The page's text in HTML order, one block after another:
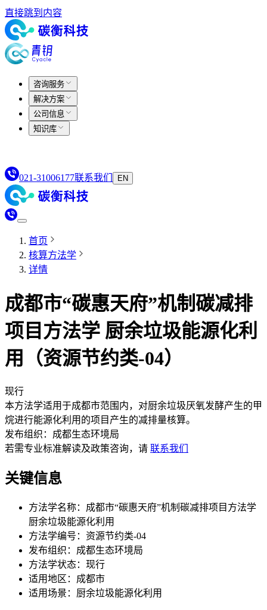
直接跳到内容
咨询服务
解决方案
公司信息
知识库
021-31006177联系我们 EN
首页
核算方法学
详情
成都市“碳惠天府”机制碳减排
项目方法学 厨余垃圾能源化利
用（资源节约类-04）
现行
本方法学适用于成都市范围内，对厨余垃圾厌氧发酵产生的甲
烷进行能源化利用的项目产生的减排量核算。
发布组织： 成都生态环境局
若需专业标准解读及政策咨询，请 联系我们
关键信息
方法学名称： 成都市“碳惠天府”机制碳减排项目方法学
厨余垃圾能源化利用
方法学编号： 资源节约类-04
发布组织： 成都生态环境局
方法学状态： 现行
适用地区： 成都市
适用场景： 厨余垃圾能源化利用